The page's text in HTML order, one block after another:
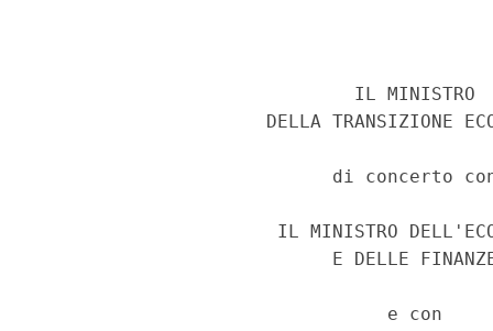
                             IL MINISTRO
DELLA TRANSIZIONE
di concerto
IL MINISTRO
E DELLE
                                e con